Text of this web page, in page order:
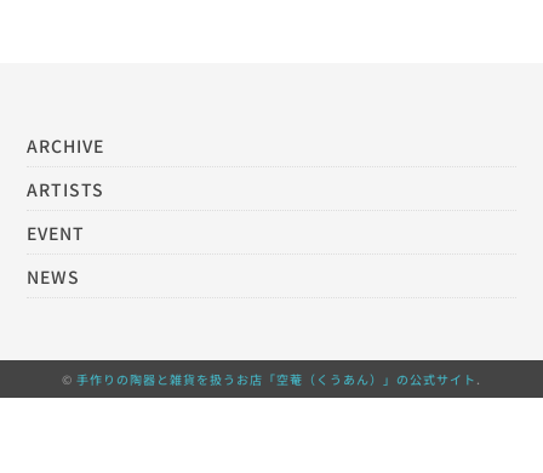
ARCHIVE
ARTISTS
EVENT
NEWS
© 手作りの陶器と雑貨を扱うお店「空菴（くうあん）」の公式サイト .